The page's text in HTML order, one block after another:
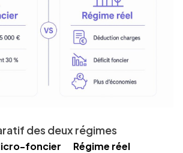
des deux régimes
foncier Régime réel